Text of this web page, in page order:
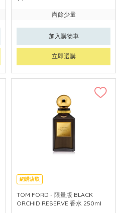
尚餘少量
加入購物車
立即選購
網購店取
TOM FORD - 限量版 BLACK
ORCHID RESERVE 香水 250ml